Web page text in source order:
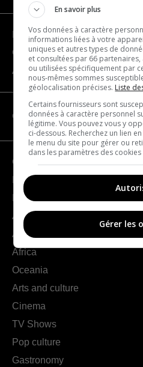
Become a partner
Contact us
About us
CATEGORIES
Geography
France
Europe
Americas
Asia
Africa
Oceania
Arts and culture
Cinema
TV Shows
Pop culture
Gastronomy
En savoir plus
Vos données à caractère
informations liées à votre
uniques et autres types de
et consultées par 66
ou utilisées spécifiquement par
nous-mêmes sommes
géolocalisation précises. Liste
Certains fournisseurs sont
données à caractère personnel
légitime. Vous pouvez vous y
ci-dessous. Recherchez un lien
le menu du site pour gérer ou
dans les paramètres des
Gérer les